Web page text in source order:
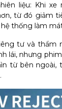
liệu: Khi
từ đó giảm
thống làm
tư và thẩm
lái, nhưng
từ bên ngoài,